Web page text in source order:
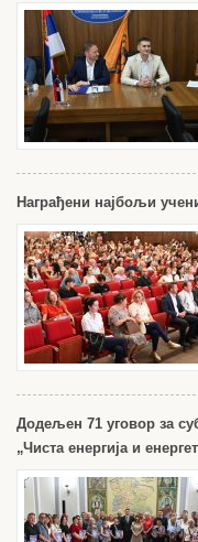
Награђени најбољи
Додељен 71 уговор за
„Чиста енергија и